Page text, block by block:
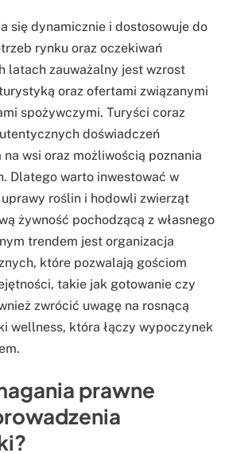
się dynamicznie i dostosowuje do
rynku oraz oczekiwań
latach zauważalny jest wzrost
oraz ofertami związanymi
spożywczymi. Turyści coraz
doświadczeń
wsi oraz możliwością poznania
Dlatego warto inwestować w
roślin i hodowli zwierząt
żywność pochodzącą z własnego
trendem jest organizacja
które pozwalają gościom
takie jak gotowanie czy
zwrócić uwagę na rosnącą
wellness, która łączy wypoczynek
prawne